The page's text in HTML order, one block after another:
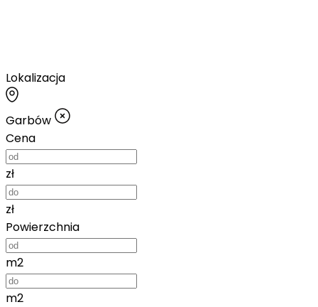
Lokalizacja
Garbów
Cena
zł
zł
Powierzchnia
m2
m2